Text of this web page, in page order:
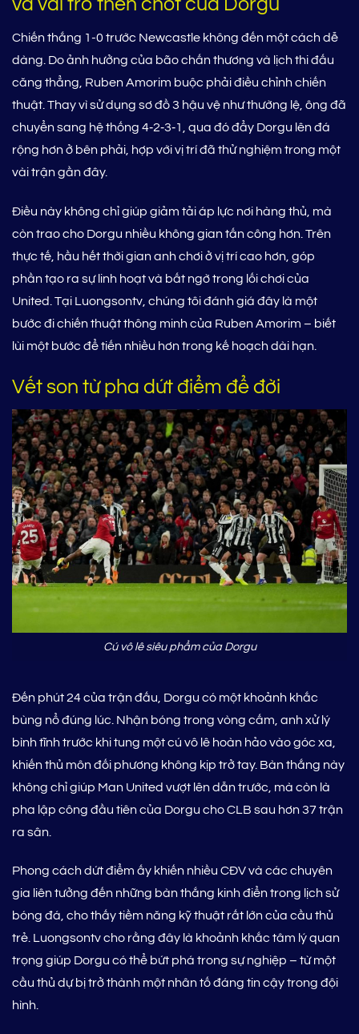
Chiến thắng 1-0 trước Newcastle không đến một cách dễ
dàng. Do ảnh hưởng của bão chấn thương và lịch thi đấu
căng thẳng, Ruben Amorim buộc phải điều chỉnh chiến
thuật. Thay vì sử dụng sơ đồ 3 hậu vệ như thường lệ, ông đã
chuyển sang hệ thống 4‑2‑3‑1, qua đó đẩy Dorgu lên đá
rộng hơn ở bên phải, hợp với vị trí đã thử nghiệm trong một
vài trận gần đây.
Điều này không chỉ giúp giảm tải áp lực nơi hàng thủ, mà
còn trao cho Dorgu nhiều không gian tấn công hơn. Trên
thực tế, hầu hết thời gian anh chơi ở vị trí cao hơn, góp
phần tạo ra sự linh hoạt và bất ngờ trong lối chơi của
United. Tại Luongsontv, chúng tôi đánh giá đây là một
bước đi chiến thuật thông minh của Ruben Amorim – biết
lùi một bước để tiến nhiều hơn trong kế hoạch dài hạn.
Vết son từ pha dứt điểm để đời
Cú vô lê siêu phẩm của Dorgu
Đến phút 24 của trận đấu, Dorgu có một khoảnh khắc
bùng nổ đúng lúc. Nhận bóng trong vòng cấm, anh xử lý
bình tĩnh trước khi tung một cú vô lê hoàn hảo vào góc xa,
khiến thủ môn đối phương không kịp trở tay. Bàn thắng này
không chỉ giúp Man United vượt lên dẫn trước, mà còn là
pha lập công đầu tiên của Dorgu cho CLB sau hơn 37 trận
ra sân.
Phong cách dứt điểm ấy khiến nhiều CĐV và các chuyên
gia liên tưởng đến những bàn thắng kinh điển trong lịch sử
bóng đá, cho thấy tiềm năng kỹ thuật rất lớn của cầu thủ
trẻ. Luongsontv cho rằng đây là khoảnh khắc tâm lý quan
trọng giúp Dorgu có thể bứt phá trong sự nghiệp – từ một
cầu thủ dự bị trở thành một nhân tố đáng tin cậy trong đội
hình.